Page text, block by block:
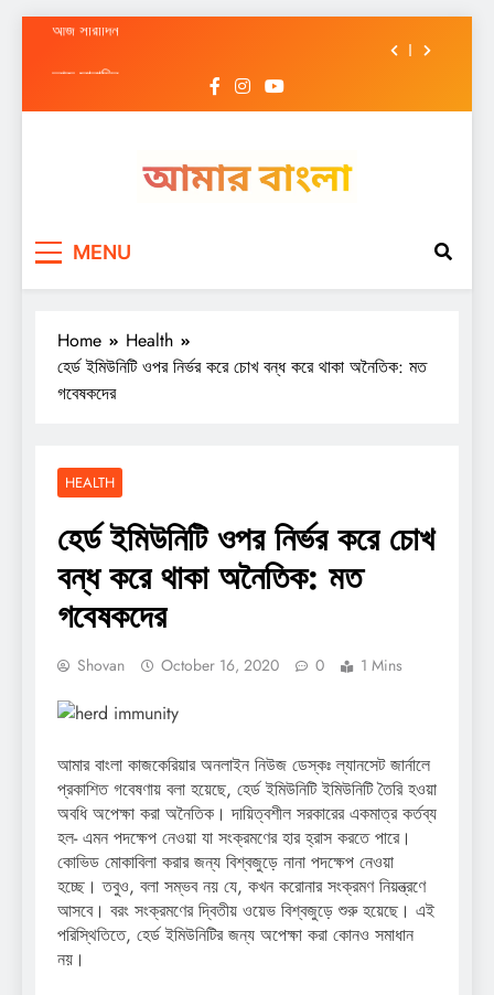
Skip
content
MENU
Home
Health
হের্ড ইমিউনিটি ওপর নির্ভর করে চোখ বন্ধ করে থাকা অনৈতিক: মত
গবেষকদের
HEALTH
হের্ড ইমিউনিটি ওপর নির্ভর করে চোখ
বন্ধ করে থাকা অনৈতিক: মত
গবেষকদের
Shovan October 16, 2020 0 1 Mins
আমার বাংলা কাজকেরিয়ার অনলাইন নিউজ ডেস্কঃ ল্যানসেট জার্নালে
প্রকাশিত গবেষণায় বলা হয়েছে, হের্ড ইমিউনিটি ইমিউনিটি তৈরি হওয়া
অবধি অপেক্ষা করা অনৈতিক। দায়িত্বশীল সরকারের একমাত্র কর্তব্য
হল- এমন পদক্ষেপ নেওয়া যা সংক্রমণের হার হ্রাস করতে পারে।
কোভিড মোকাবিলা করার জন্য বিশ্বজুড়ে নানা পদক্ষেপ নেওয়া
হচ্ছে। তবুও, বলা সম্ভব নয় যে, কখন করোনার সংক্রমণ নিয়ন্ত্রণে
আসবে। বরং সংক্রমণের দ্বিতীয় ওয়েভ বিশ্বজুড়ে শুরু হয়েছে। এই
পরিস্থিতিতে, হের্ড ইমিউনিটির জন্য অপেক্ষা করা কোনও সমাধান
নয়।